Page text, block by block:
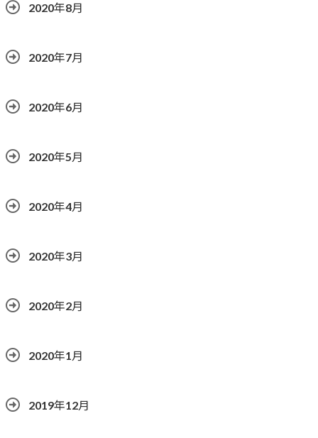
2020年8月
2020年7月
2020年6月
2020年5月
2020年4月
2020年3月
2020年2月
2020年1月
2019年12月